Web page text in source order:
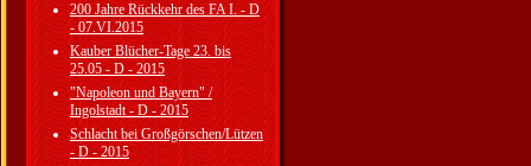
200 Jahre Rückkehr des FA I. - D
- 07.VI.2015
Kauber Blücher-Tage 23. bis
25.05 - D - 2015
"Napoleon und Bayern" /
Ingolstadt - D - 2015
Schlacht bei Großgörschen/Lützen
- D - 2015